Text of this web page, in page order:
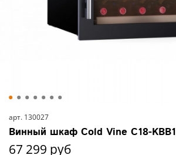
арт. 130027
Винный шкаф Cold Vine C18-KBB1
67 299 руб